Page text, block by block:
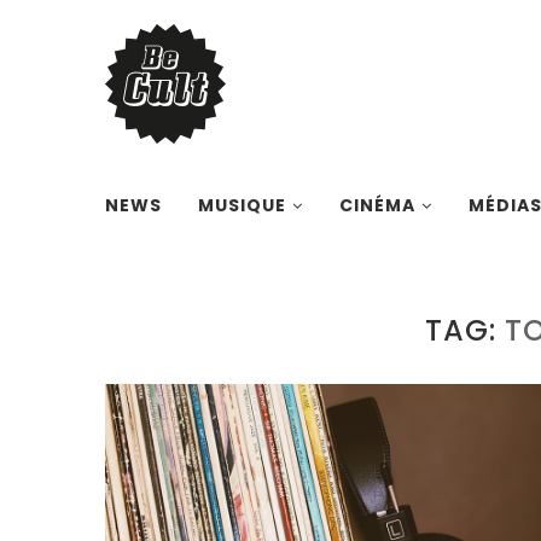
NEWS MUSIQUE CINÉMA MÉDIAS
TAG: